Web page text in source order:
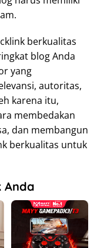
berkualitas
blog Anda
yang
autoritas,
karena itu,
membedakan
dan membangun
berkualitas untuk
Anda